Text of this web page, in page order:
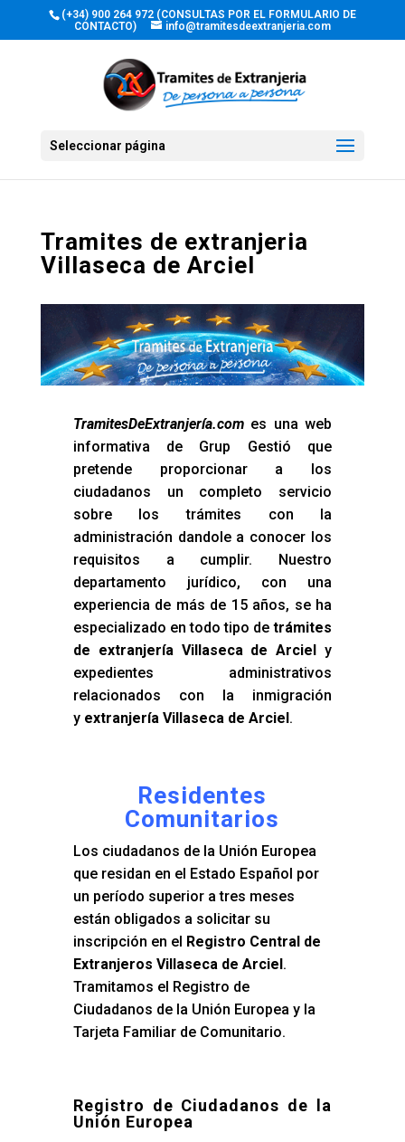
(+34) 900 264 972 (CONSULTAS POR EL FORMULARIO DE
CONTACTO)
info@tramitesdeextranjeria.com
Seleccionar página
Tramites de extranjeria
Villaseca de Arciel
TramitesDeExtranjería.comes una web
informativa de Grup Gestió que
pretende proporcionar a los
ciudadanos un completo servicio
sobre los trámites con la
administración dandole a conocer los
requisitos a cumplir. Nuestro
departamento jurídico, con una
experiencia de más de 15 años, se ha
especializado en todo tipo detrámites
de extranjería Villaseca de Arciel y
expedientes administrativos
relacionados con la inmigración
y extranjería Villaseca de Arciel.
Residentes
Comunitarios
Los ciudadanos de la Unión Europea
que residan en el Estado Español por
un período superior a tres meses
están obligados a solicitar su
inscripción en el Registro Central de
Extranjeros Villaseca de Arciel.
Tramitamos el Registro de
Ciudadanos de la Unión Europea y la
Tarjeta Familiar de Comunitario.
Registro de Ciudadanos de la
Unión Europea